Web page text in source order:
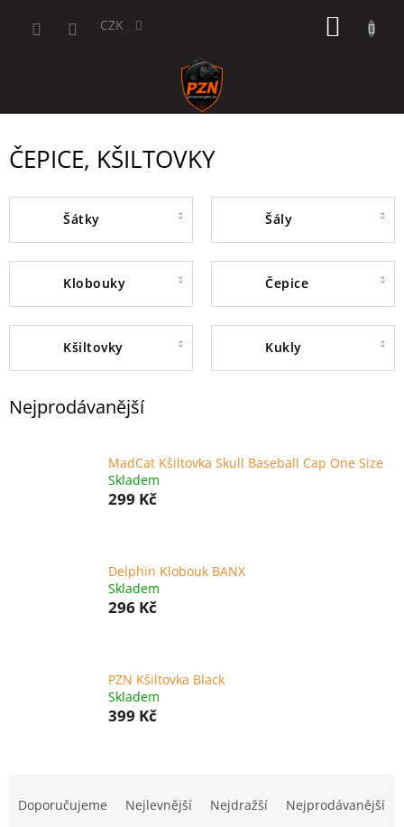
CZK
ČEPICE, KŠILTOVKY
šátky šály
klobouky čepice
kšiltovky kukly
Nejprodávanější
MadCat Kšiltovka Skull Baseball Cap One Size
Skladem
299 Kč
Delphin Klobouk BANX
Skladem
296 Kč
PZN Kšiltovka Black
Skladem
399 Kč
Doporučujeme Nejlevnější Nejdražší Nejprodávanější